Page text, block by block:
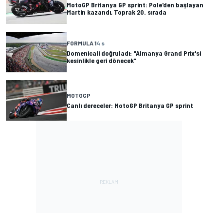
MotoGP Britanya GP sprint: Pole'den başlayan
Martin kazandı, Toprak 20. sırada
FORMULA 14 s
Domenicali doğruladı: "Almanya Grand Prix'si
kesinlikle geri dönecek"
MOTOGP
Canlı dereceler: MotoGP Britanya GP sprint